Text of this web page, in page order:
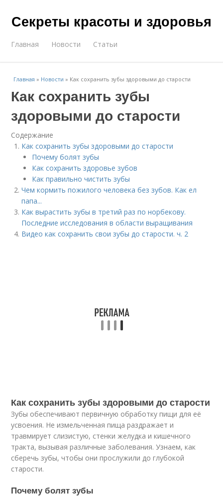
Секреты красоты и здоровья
Главная Новости Статьи
Главная » Новости » Как сохранить зубы здоровыми до старости
Как сохранить зубы
здоровыми до старости
Содержание
Как сохранить зубы здоровыми до старости
Почему болят зубы
Как сохранить здоровье зубов
Как правильно чистить зубы
Чем кормить пожилого человека без зубов. Как ел
папа...
Как вырастить зубы в третий раз по норбекову.
Последние исследования в области выращивания
Видео как сохранить свои зубы до старости. ч. 2
Как сохранить зубы здоровыми до старости
Зубы обеспечивают первичную обработку пищи для её
усвоения. Не измельченная пища раздражает и
травмирует слизистую, стенки желудка и кишечного
тракта, вызывая различные заболевания. Узнаем, как
сберечь зубы, чтобы они прослужили до глубокой
старости.
Почему болят зубы